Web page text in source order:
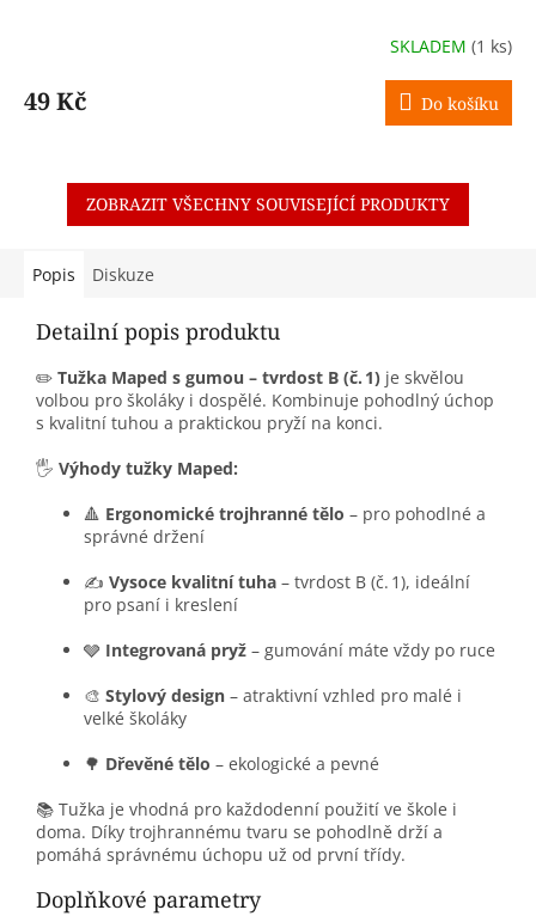
SKLADEM (1 ks)
49 Kč Do košíku
ZOBRAZIT VŠECHNY SOUVISEJÍCÍ PRODUKTY
Popis Diskuze
Detailní popis produktu
✏️ Tužka Maped s gumou – tvrdost B (č. 1) je skvělou
volbou pro školáky i dospělé. Kombinuje pohodlný úchop
s kvalitní tuhou a praktickou pryží na konci.
🖐️ Výhody tužky Maped:
🔺 Ergonomické trojhranné tělo – pro pohodlné a
správné držení
✍️ Vysoce kvalitní tuha – tvrdost B (č. 1), ideální
pro psaní i kreslení
🩶 Integrovaná pryž – gumování máte vždy po ruce
🎨 Stylový design – atraktivní vzhled pro malé i
velké školáky
🌳 Dřevěné tělo – ekologické a pevné
📚 Tužka je vhodná pro každodenní použití ve škole i
doma. Díky trojhrannému tvaru se pohodlně drží a
pomáhá správnému úchopu už od první třídy.
Doplňkové parametry